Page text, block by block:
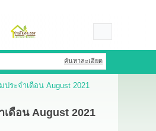
สมัครสมาชิก
( 0 )
ค้นหาละเอียด
ประจำเดือน August 2021
ดือน August 2021